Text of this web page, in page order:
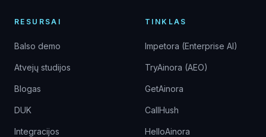
RESURSAI
Balso demo
Atvejų studijos
Blogas
DUK
Integracijos
TINKLAS
Impetora (Enterprise AI)
TryAinora (AEO)
GetAinora
CallHush
HelloAinora